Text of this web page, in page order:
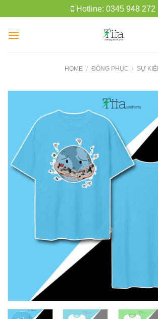
to
content
Hotline: 0345 948 272
HOME / ĐỒNG PHỤC / SỰ